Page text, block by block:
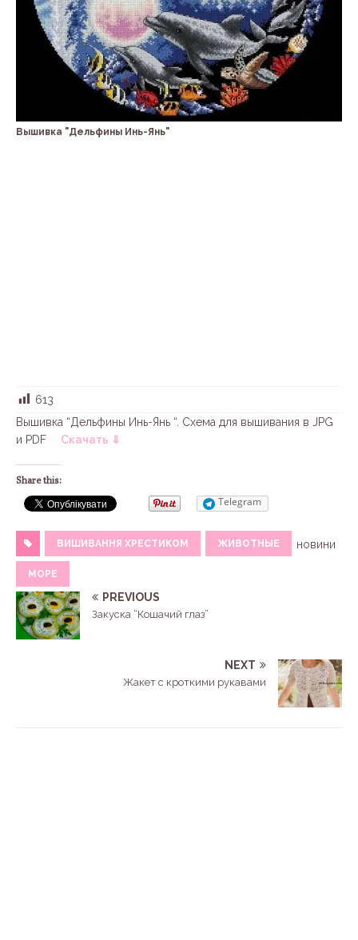
Вышивка "Дельфины Инь-Янь"
613
Вышивка “Дельфины Инь-Янь “. Схема для вышивания в JPG
и PDF
Скачать ⇓
Share this:
Telegram
ВИШИВАННЯ ХРЕСТИКОМ ЖИВОТНЫЕ
МОРЕ
новини
PREVIOUS
Закуска “Кошачий глаз”
NEXT
Жакет с кроткими рукавами